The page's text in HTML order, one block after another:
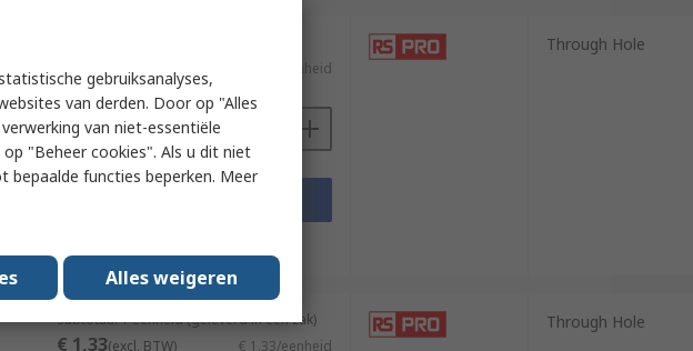
mm
Max
€ 1,33 (excl. BTW) € 1,33/eenheid
Aantal
Through Hole
Subtotaal 1 eenheid (geleverd in een zak)
€ 1,33(excl. BTW) € 1,33/eenheid
Through Hole
gebruiksanalyses,
van derden. Door op "Alles
van niet-essentiële
"Beheer cookies". Als u dit niet
functies beperken. Meer
Alles weigeren